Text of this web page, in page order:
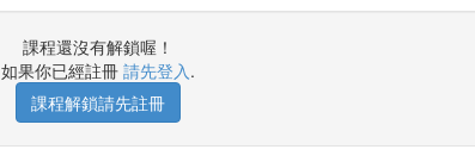
課程還沒有解鎖喔！
如果你已經註冊 請先登入.
課程解鎖請先註冊